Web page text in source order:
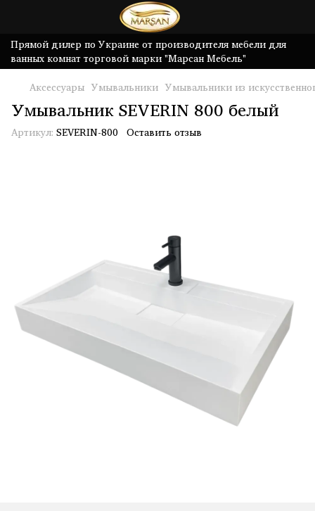
Прямой дилер по Украине от производителя мебели для
ванных комнат торговой марки "Марсан Мебель"
Аксессуары Умывальники Умывальники из
Умывальник SEVERIN 800 белый
Артикул: SEVERIN-800 Оставить отзыв